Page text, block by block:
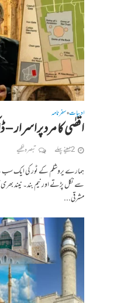
ادبیات•سفرنامہ
اقصٰی کا مرد پراسرار –
2 مہینے پہلے تبصرہ لکھیے
ہمارے یروشلم کے ٹور کی ایک سب
سے نکل پڑتے اور نیم بند۔ نیند
مشرقی...